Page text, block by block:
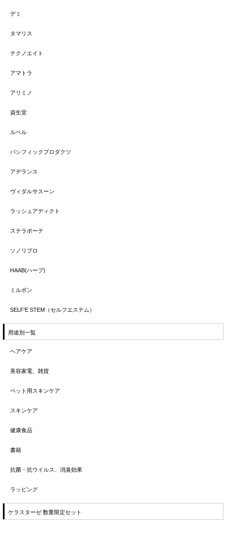
デミ
タマリス
テクノエイト
アマトラ
アリミノ
資生堂
ルベル
パシフィックプロダクツ
アデランス
ヴィダルサスーン
ラッシュアディクト
ステラボーテ
ソノリプロ
HAAB(ハーブ)
ミルボン
SELF'E STEM（セルフエステム）
用途別一覧
ヘアケア
美容家電、雑貨
ペット用スキンケア
スキンケア
健康食品
書籍
抗菌・抗ウイルス、消臭効果
ラッピング
ケラスターゼ 数量限定セット